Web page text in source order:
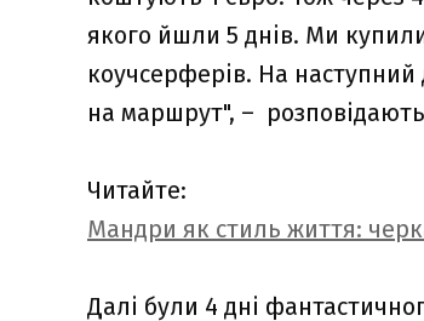
якого йшли 5 днів. Ми
коучсерферів. На
на маршрут", –
Читайте:
Мандри як стиль життя:
Далі були 4 дні